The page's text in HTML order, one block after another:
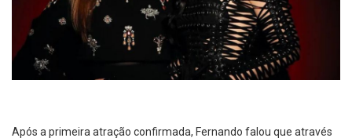
Após a primeira atração confirmada, Fernando falou que através